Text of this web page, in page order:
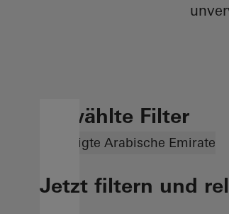
Gewählte Filter
Vereinigte Arabische Emirate
Jetzt filtern und